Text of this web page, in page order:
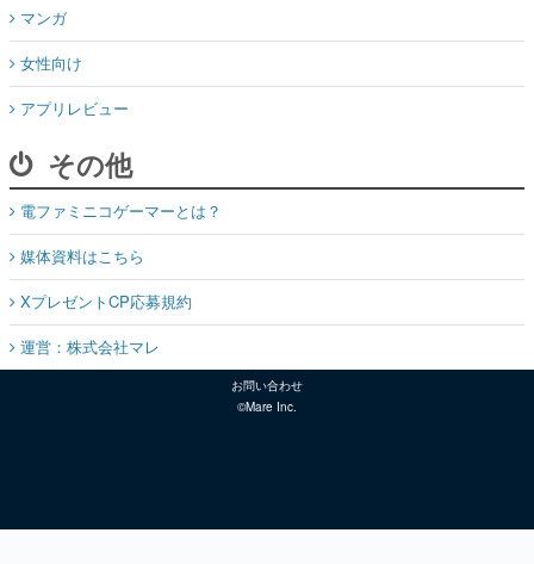
マンガ
女性向け
アプリレビュー
その他
電ファミニコゲーマーとは？
媒体資料はこちら
XプレゼントCP応募規約
運営：株式会社マレ
お問い合わせ
©Mare Inc.